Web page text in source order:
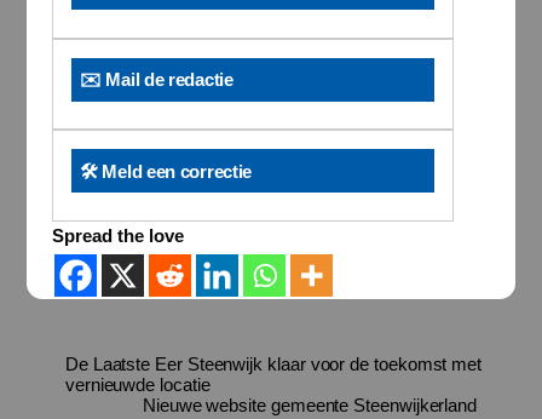
✉️ Mail de redactie
🛠️ Meld een correctie
Spread the love
De Laatste Eer Steenwijk klaar voor de toekomst met
vernieuwde locatie
Nieuwe website gemeente Steenwijkerland